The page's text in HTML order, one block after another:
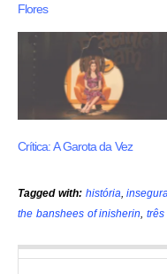
Flores
Crítica: A Garota da Vez
Tagged with: história,
the banshees of inisherin,